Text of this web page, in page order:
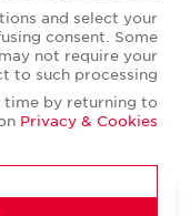
and select your
consent. Some
may not require your
to such processing.
time by returning to
onPrivacy & Cookies